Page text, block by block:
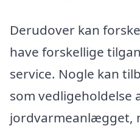
Derudover kan
have forskellige
service. Nogle kan
som vedligeholdelse
jordvarmeanlægget,